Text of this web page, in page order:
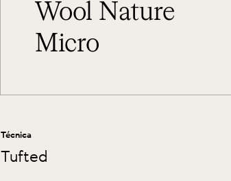
Wool Nature
Micro
Técnica
Tufted